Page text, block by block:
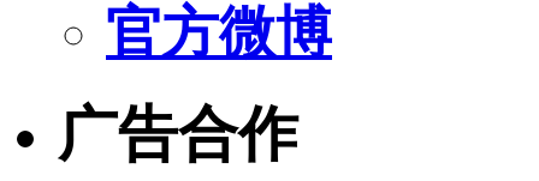
官方微博
广告合作